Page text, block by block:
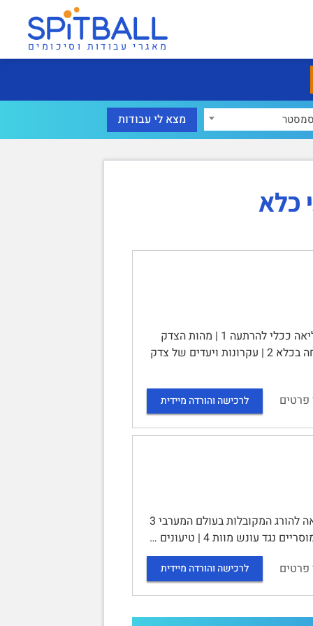
מאגרי עבודות וסיכומים
כלא
צדק מאחה בבתי סוהר | Dhami et al., 2009 | תוכן עניינים | מגבלות הכליאה ככלי להרתעה 1 | מהות הצדק
המאחה 1 | התאמה בין צדק מאחה לכליאה 2 | אתגרים ומגבלות ביישום צדק מאחה בכלא 2 | עקרונות ויעדים של צדק
פרטים לרכישה והורדה מיידית
תורת הענישה ב' | תוכן עניינים | שיעור 1 2 | עונש מוות 2 | שיטות ההוצאה להורג המקובלות בעולם המערבי 3
פרטים לרכישה והורדה מיידית